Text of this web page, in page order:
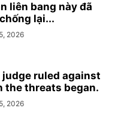
liên bang này đã
lại...
2026
ruled against
the threats began.
2026